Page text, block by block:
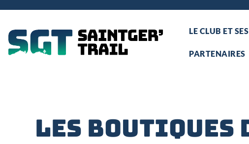
LE CLUB ET
PARTENAIRES
LES BOUTIQUES